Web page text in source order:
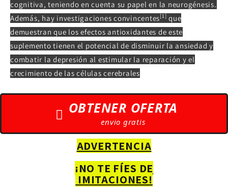
cognitiva, teniendo en cuenta su papel en la neurogénesis.
Además, hay investigaciones convincentes[1] que
demuestran que los efectos antioxidantes de este
suplemento tienen el potencial de disminuir la ansiedad y
combatir la depresión al estimular la reparación y el
crecimiento de las células cerebrales
OBTENER OFERTA
envio gratis
ADVERTENCIA
¡NO TE FÍES DE
IMITACIONES!